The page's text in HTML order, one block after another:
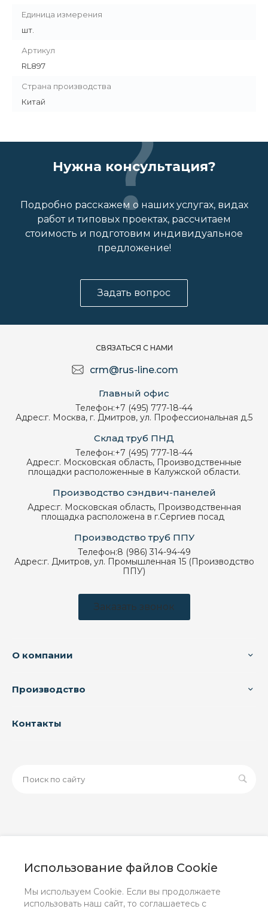
Использование файлов Cookie
Мы используем Cookie. Если вы продолжаете
использовать наш сайт, то соглашаетесь с
Единица измерения
шт.
Артикул
RL897
Страна производства
Китай
Нужна консультация?
Подробно расскажем о наших услугах, видах
работ и типовых проектах, рассчитаем
стоимость и подготовим индивидуальное
предложение!
Задать вопрос
СВЯЗАТЬСЯ С НАМИ
crm@rus-line.com
Главный офис
Телефон:+7 (495) 777-18-44
Адрес:г. Москва, г. Дмитров, ул. Профессиональная д.5
Склад труб ПНД
Телефон:+7 (495) 777-18-44
Адрес:г. Московская область, Производственные
площадки расположенные в Калужской области.
Производство сэндвич-панелей
Адрес:г. Московская область, Производственная
площадка расположена в г.Сергиев посад
Производство труб ППУ
Телефон:8 (986) 314-94-49
Адрес:г. Дмитров, ул. Промышленная 15 (Производство
ППУ)
Заказать звонок
О компании
Производство
Контакты
информационный характер и ни при каких условиях не
положениями Статьи 437 (2) ГК РФ.